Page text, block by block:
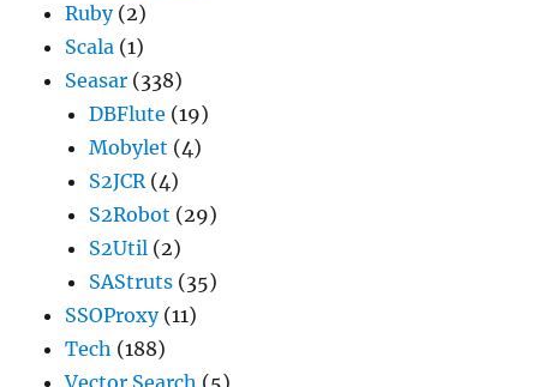
Ruby(2)
Scala (1)
Seasar (338)
DBFlute (19)
Mobylet (4)
S2JCR(4)
S2Robot (29)
S2Util (2)
SAStruts (35)
SSOProxy(11)
Tech (188)